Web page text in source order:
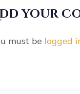
your
must be logged